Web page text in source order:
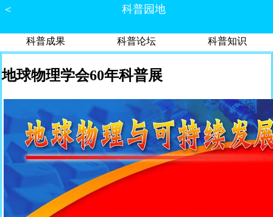
＜ 科普园地
科普成果 科普论坛 科普知识
地球物理学会60年科普展